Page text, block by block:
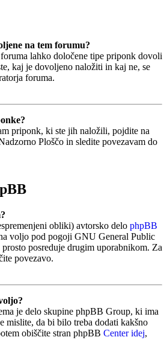
na tem forumu?
lahko določene tipe priponk dovoli
kaj je dovoljeno naložiti in kaj ne, se
foruma.
priponk, ki ste jih naložili, pojdite na
Ploščo in sledite povezavam do
obliki) avtorsko delo phpBB
voljo pod pogoji GNU General Public
posreduje drugim uporabnikom. Za
povezavo.
je delo skupine phpBB Group, ki ima
mislite, da bi bilo treba dodati kakšno
obiščite stran phpBB Center idej,